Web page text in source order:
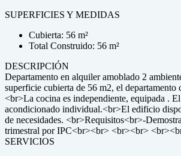
SUPERFICIES Y MEDIDAS
Cubierta: 56 m²
Total Construido: 56 m²
DESCRIPCIÓN
Departamento en alquiler amoblado 2
superficie cubierta de 56 m2, el
<br>La cocina es independiente, equipada .
acondicionado individual.<br>El edificio
de necesidades. <br>Requisitos<br>-
trimestral por IPC<br><br> <br><br>
SERVICIOS